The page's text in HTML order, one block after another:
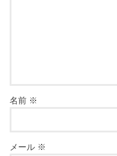
名前 ※
メール ※